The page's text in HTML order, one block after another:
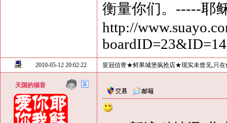
衡量你们。-----耶
http://
2010-05-12 20:02:22 皇冠信誉★鲜果城堡疯抢店★现实未曾见,只在
天国的福音